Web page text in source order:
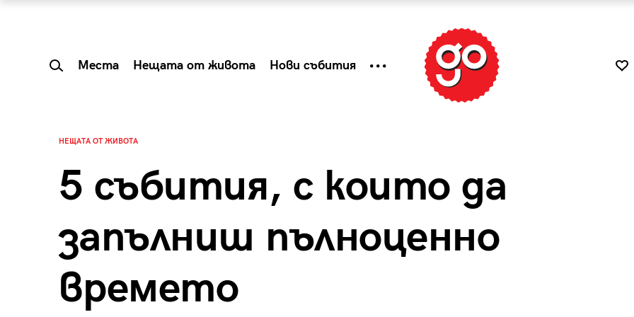
Места Нещата от живота Нови събития
НЕЩАТА ОТ ЖИВОТА
5 събития, с които да
запълниш пълноценно
времетоSummer Prelude: как